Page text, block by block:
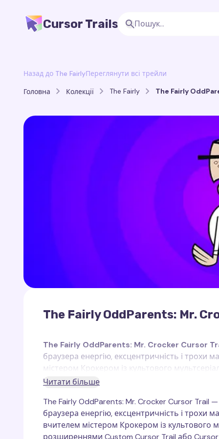
Cursor Trails
Назад до The FairlyПереглянути всі трейли
Головна Колекції The Fairly The Fairly
The Fairly OddParents: Mr.
The Fairly OddParents: Mr. Crocker Cursor
браузера енергію, ексцентричність і трохи
містером Крокером із культового
Cursor Trailабо
Містер Крокер— це викладач Тіммі
відмінна риса — крик "ФЕЄЕЕЇ!" (FAIRIES!)
найкумедніших і найексцентричніших
Читати більше
The Fairly OddParents: Mr. Crocker Cursor Trail
браузера енергію, ексцентричність і трохи
вчителем містером Крокером із культового
розширеннями Custom Cursor Trail або